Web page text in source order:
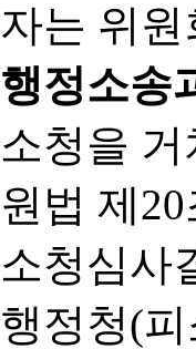
자는 위
행정소송
소청을
원법 제
소청심사
행정청(